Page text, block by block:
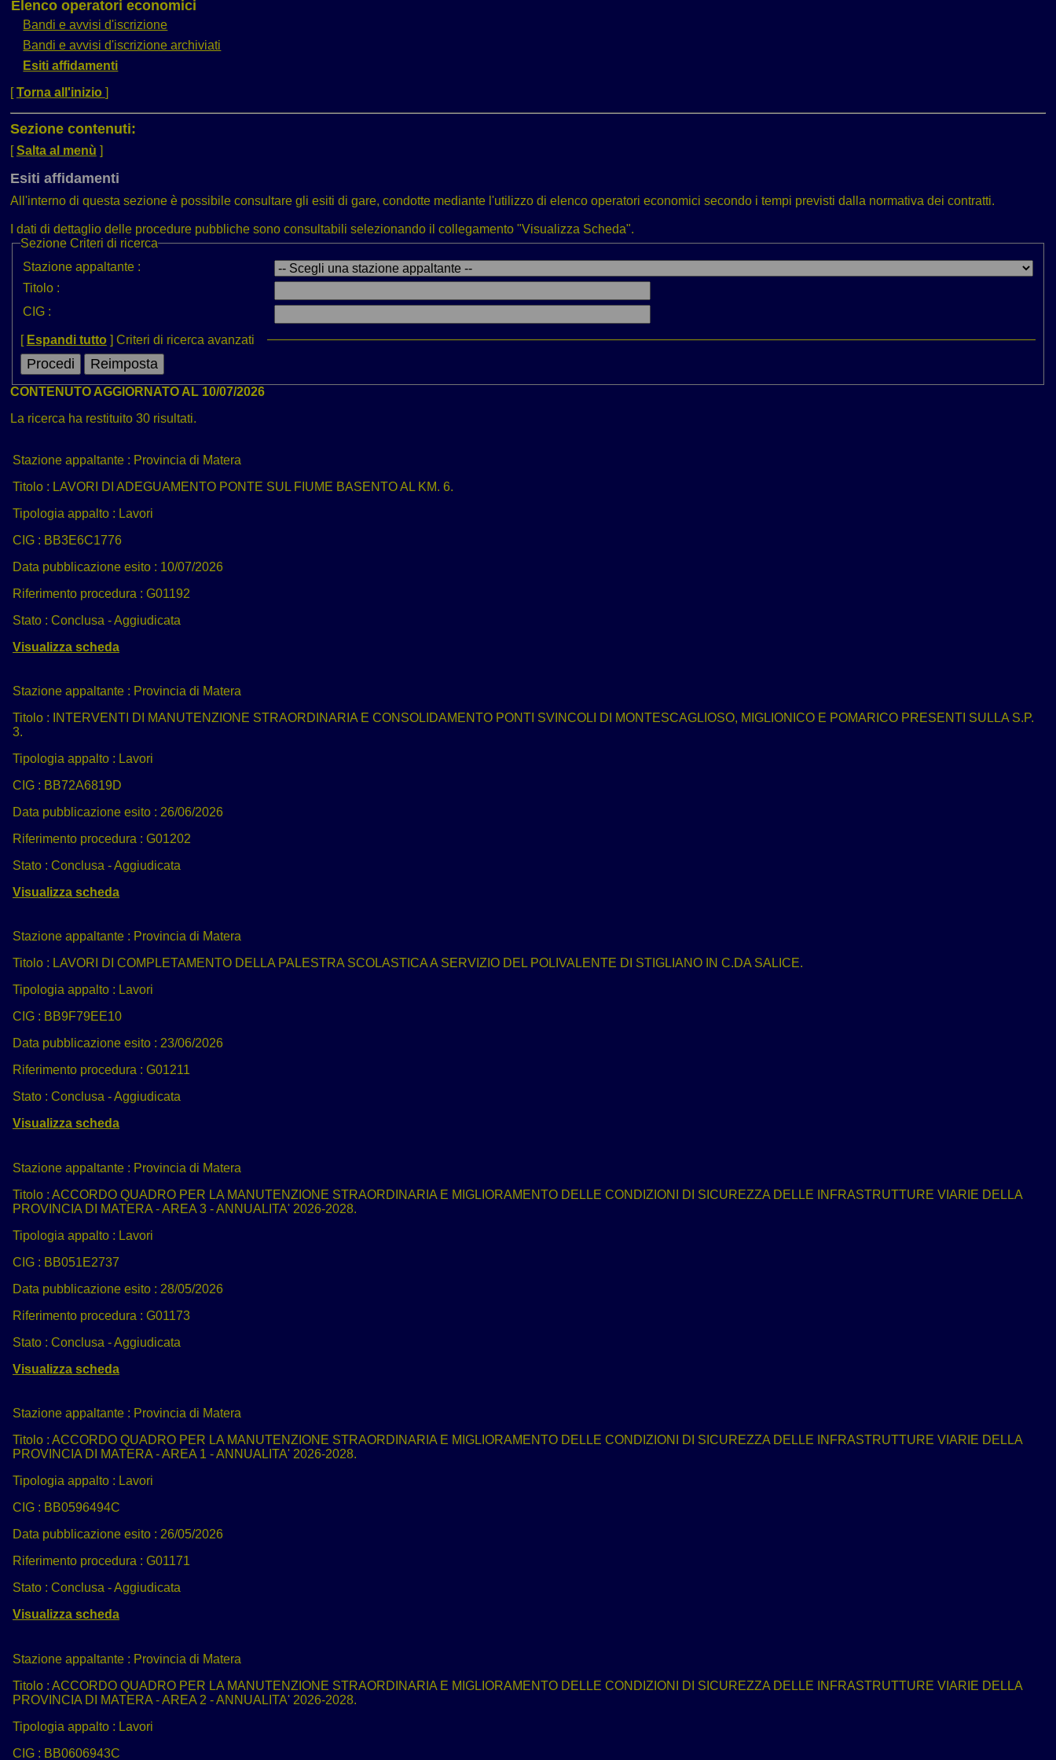
Elenco operatori economici
Bandi e avvisi d'iscrizione
Bandi e avvisi d'iscrizione archiviati
Esiti affidamenti
[Torna all'inizio ]
Sezione contenuti:
[Salta al menù ]
Esiti affidamenti
All'interno di questa sezione è possibile consultare gli esiti di gare, condotte mediante l'utilizzo di elenco operatori economici secondo i tempi previsti dalla normativa dei contratti.
I dati di dettaglio delle procedure pubbliche sono consultabili selezionando il collegamento "Visualizza Scheda".
Sezione Criteri di ricerca
Stazione appaltante :
Titolo :
CIG :
[ Espandi tutto ] Criteri di ricerca avanzati
CONTENUTO AGGIORNATO AL 10/07/2026
La ricerca ha restituito 30 risultati.
Stazione appaltante : Provincia di Matera
Titolo : LAVORI DI ADEGUAMENTO PONTE SUL FIUME BASENTO AL KM. 6.
Tipologia appalto : Lavori
CIG : BB3E6C1776
Data pubblicazione esito : 10/07/2026
Riferimento procedura : G01192
Stato : Conclusa - Aggiudicata
Visualizza scheda
Stazione appaltante : Provincia di Matera
Titolo :
INTERVENTI DI MANUTENZIONE STRAORDINARIA E CONSOLIDAMENTO PONTI SVINCOLI DI MONTESCAGLIOSO, MIGLIONICO E POMARICO PRESENTI SULLA S.P.
3.
Tipologia appalto : Lavori
CIG : BB72A6819D
Data pubblicazione esito : 26/06/2026
Riferimento procedura : G01202
Stato : Conclusa - Aggiudicata
Visualizza scheda
Stazione appaltante : Provincia di Matera
Titolo : LAVORI DI COMPLETAMENTO DELLA PALESTRA SCOLASTICA A SERVIZIO DEL POLIVALENTE DI STIGLIANO IN C.DA SALICE.
Tipologia appalto : Lavori
CIG : BB9F79EE10
Data pubblicazione esito : 23/06/2026
Riferimento procedura : G01211
Stato : Conclusa - Aggiudicata
Visualizza scheda
Stazione appaltante : Provincia di Matera
Titolo : ACCORDO QUADRO PER LA MANUTENZIONE STRAORDINARIA E MIGLIORAMENTO DELLE CONDIZIONI DI SICUREZZA DELLE INFRASTRUTTURE VIARIE DELLA
PROVINCIA DI MATERA - AREA 3 - ANNUALITA' 2026-2028.
Tipologia appalto : Lavori
CIG : BB051E2737
Data pubblicazione esito : 28/05/2026
Riferimento procedura : G01173
Stato : Conclusa - Aggiudicata
Visualizza scheda
Stazione appaltante : Provincia di Matera
Titolo : ACCORDO QUADRO PER LA MANUTENZIONE STRAORDINARIA E MIGLIORAMENTO DELLE CONDIZIONI DI SICUREZZA DELLE INFRASTRUTTURE VIARIE DELLA
PROVINCIA DI MATERA - AREA 1 - ANNUALITA' 2026-2028.
Tipologia appalto : Lavori
CIG : BB0596494C
Data pubblicazione esito : 26/05/2026
Riferimento procedura : G01171
Stato : Conclusa - Aggiudicata
Visualizza scheda
Stazione appaltante : Provincia di Matera
Titolo : ACCORDO QUADRO PER LA MANUTENZIONE STRAORDINARIA E MIGLIORAMENTO DELLE CONDIZIONI DI SICUREZZA DELLE INFRASTRUTTURE VIARIE DELLA
PROVINCIA DI MATERA - AREA 2 - ANNUALITA' 2026-2028.
Tipologia appalto : Lavori
CIG : BB0606943C